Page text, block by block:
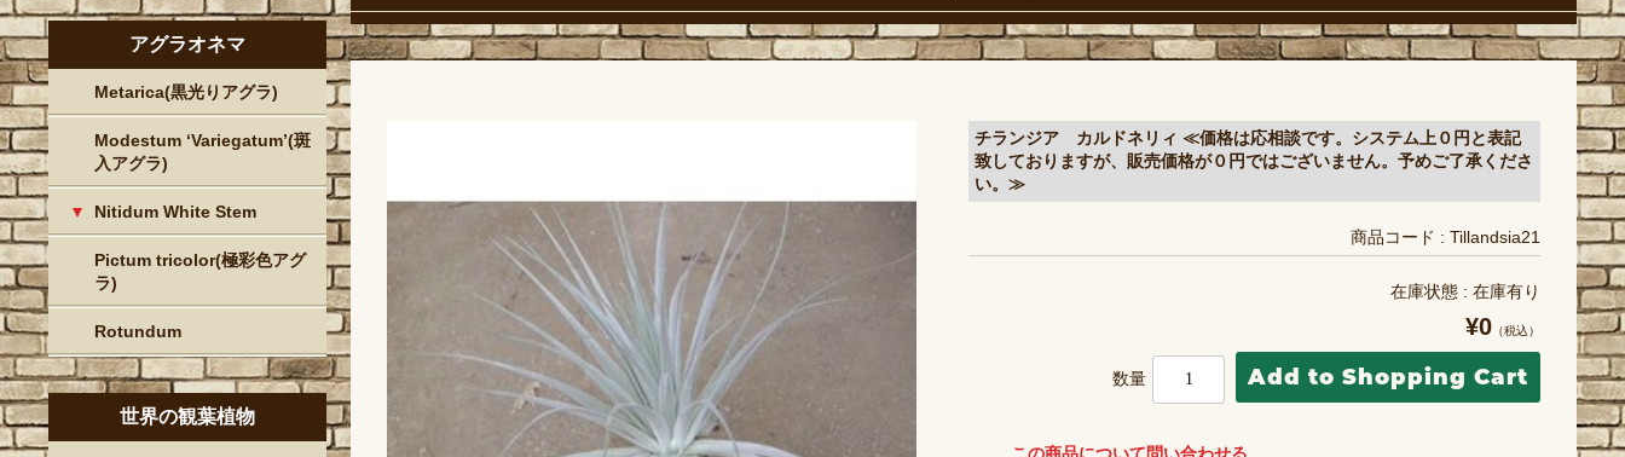
チランジア カルドネリィ ≪価格は応相談です。システム上０円と表記
致しておりますが、販売価格が０円ではございません。予めご了承くださ
い。≫
商品コード : Tillandsia21
在庫状態 : 在庫有り
¥0 （税込）
数量
アグラオネマ
Metarica(黒光りアグラ)
Modestum ‘Variegatum’(斑
入アグラ)
Nitidum White Stem
Pictum tricolor(極彩色アグ
ラ)
Rotundum
世界の観葉植物